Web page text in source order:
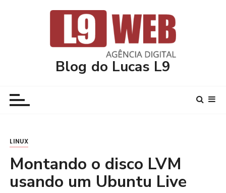
Blog do Lucas L9
LINUX
Montando o disco LVM
usando um Ubuntu Live